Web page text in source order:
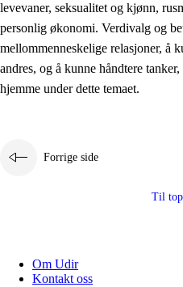
2.3 Grunnleggende
2.4 Å lære å lære
Tverrfaglige temaer
2.5.2 Demokrati og
Bærekraftig utvikling
levevaner, seksualitet og kjønn,
personlig økonomi. Verdivalg og
mellommenneskelige relasjoner, å
andres, og å kunne håndtere
hjemme under dette temaet.
Forrige side
Til
Om Udir
Kontakt oss